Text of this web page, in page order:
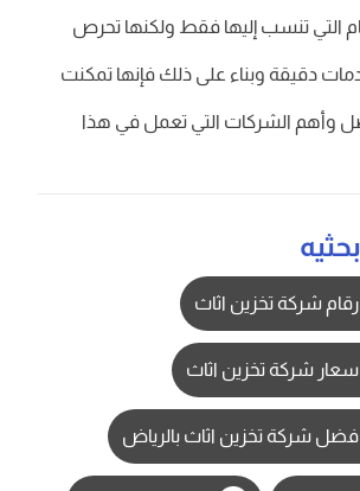
التي تنسب إليها فقط ولكنها تحرص
دقيقة وبناء على ذلك فإنها تمكنت
وأهم الشركات التي تعمل في هذا
شركة تخزين اثاث
شركة تخزين اثاث
شركة تخزين اثاث بالرياض